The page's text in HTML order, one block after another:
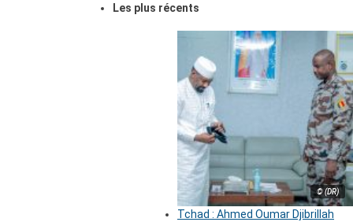
Les plus récents
© (DR)
Tchad : Ahmed Oumar Djibrillah